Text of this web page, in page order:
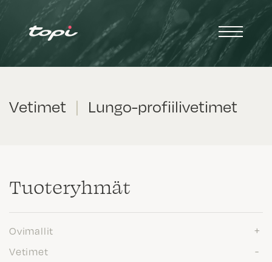
Vetimet | Lungo-profiilivetimet
Tuote­ryhmät
Ovimallit
Vetimet